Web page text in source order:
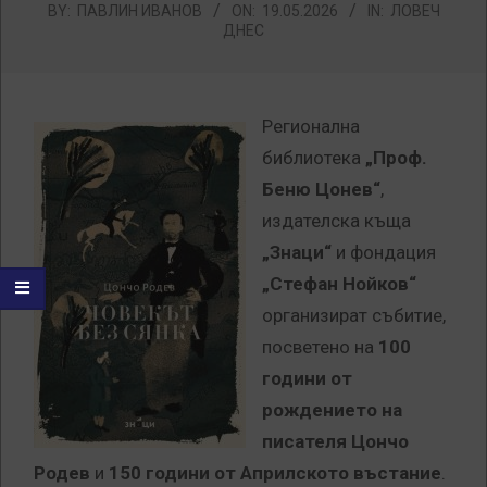
BY: ПАВЛИН ИВАНОВ ON: 19.05.2026 IN: ЛОВЕЧ
ДНЕС
Регионална
библиотека „Проф.
Беню Цонев“,
издателска къща
„Знаци“ и фондация
„Стефан Нойков“
организират събитие,
посветено на 100
години от
рождението на
писателя Цончо
Родев и 150 години от Априлското въстание.